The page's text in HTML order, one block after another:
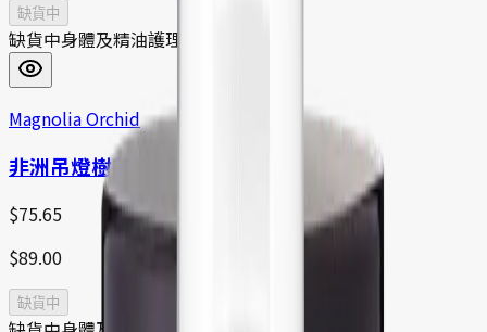
缺貨中
缺貨中身體及精油護理
Magnolia Orchid
非洲吊燈樹美胸按摩霜
$75.65
$89.00
缺貨中